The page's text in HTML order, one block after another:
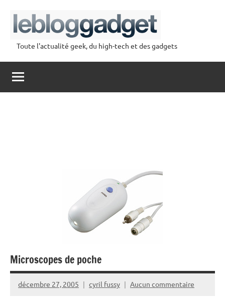
contenu
lebloggadget
Toute l'actualité geek, du high-tech et des gadgets
Microscopes de poche
décembre 27, 2005 cyril fussy Aucun commentaire